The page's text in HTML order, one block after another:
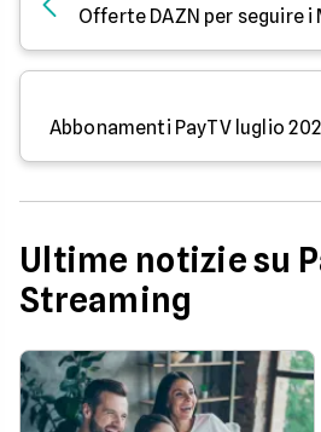
Ultime notizie su
Streaming